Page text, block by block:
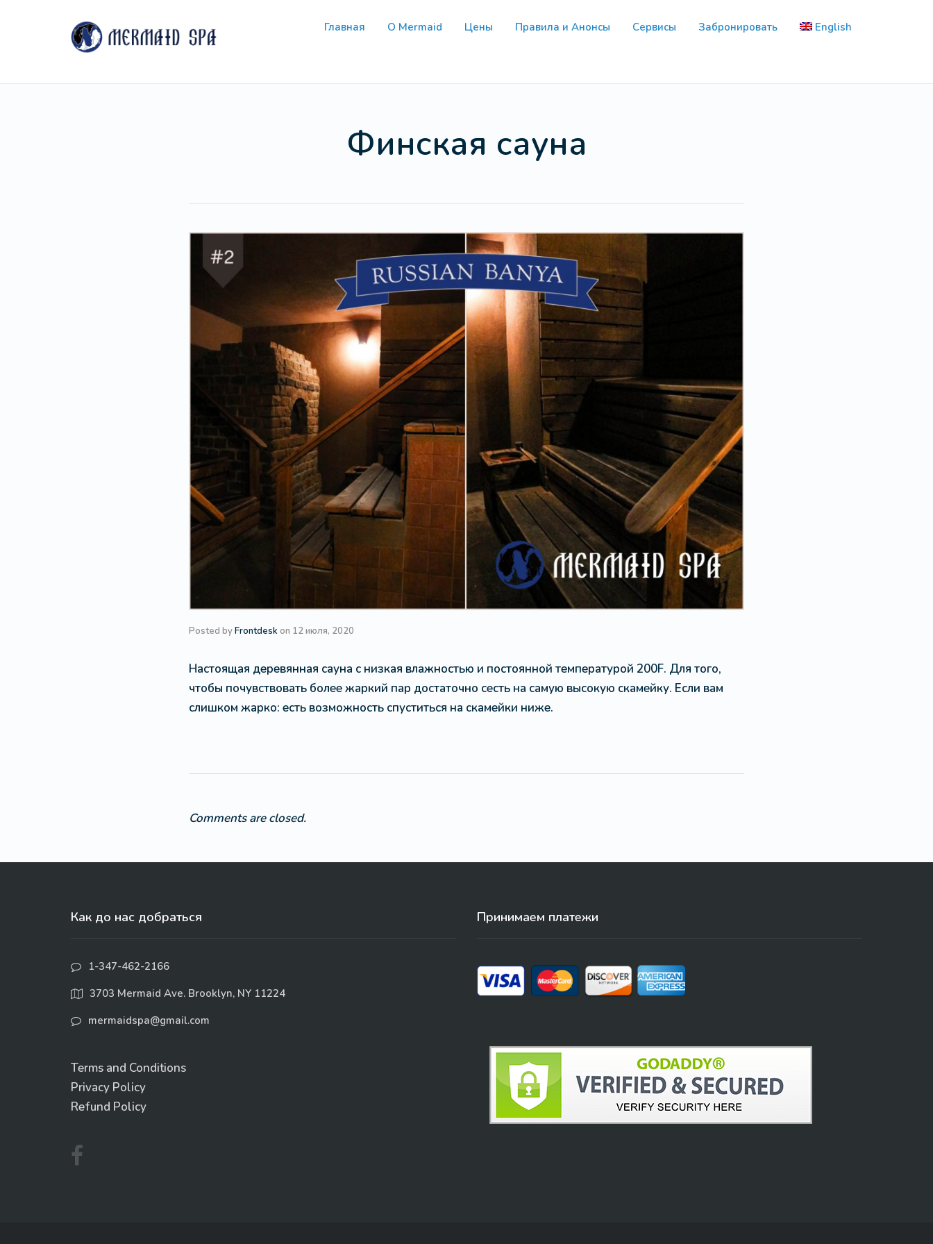
Главная О Mermaid Цены Правила и Анонсы Сервисы Забронировать English
Финская сауна
Posted byFrontdesk on 12 июля, 2020
Настоящая деревянная сауна с низкая влажностью и постоянной температурой 200F. Для того,
чтобы почувствовать более жаркий пар достаточно сесть на самую высокую скамейку. Если вам
слишком жарко: есть возможность спуститься на скамейки ниже.
Comments are closed.
Как до нас добраться
1-347-462-2166
3703 Mermaid Ave. Brooklyn, NY 11224
mermaidspa@gmail.com
Terms and Conditions
Privacy Policy
Refund Policy
Принимаем платежи